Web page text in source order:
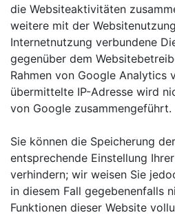
die Websiteaktivitäten
weitere mit der
Internetnutzung verbundene
gegenüber dem
Rahmen von Google Analytics
übermittelte IP-Adresse wird
von Google zusammengeführt.
Sie können die Speicherung
entsprechende Einstellung
verhindern; wir weisen Sie
in diesem Fall gegebenenfalls
Funktionen dieser Website